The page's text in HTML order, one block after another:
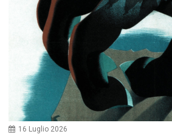
16 Luglio 2026